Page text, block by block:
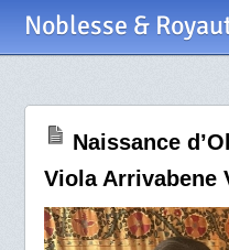
Noblesse &
Naissance
Viola Arrivabene